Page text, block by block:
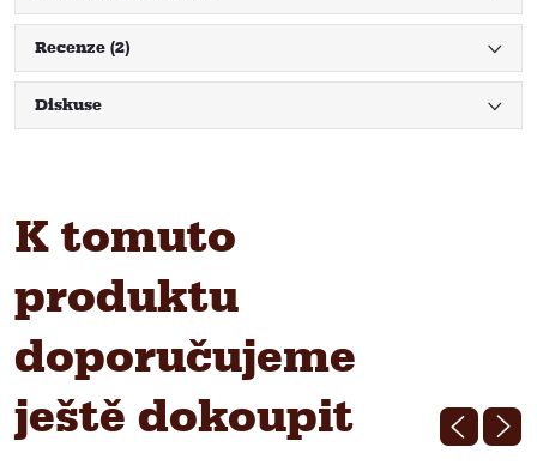
Recenze (2)
Diskuse
K tomuto
produktu
doporučujeme
ještě dokoupit